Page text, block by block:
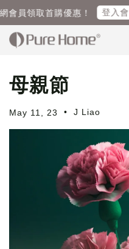
員領取首購優惠！ 登入會員
母親節
May 11, 23 • J Liao